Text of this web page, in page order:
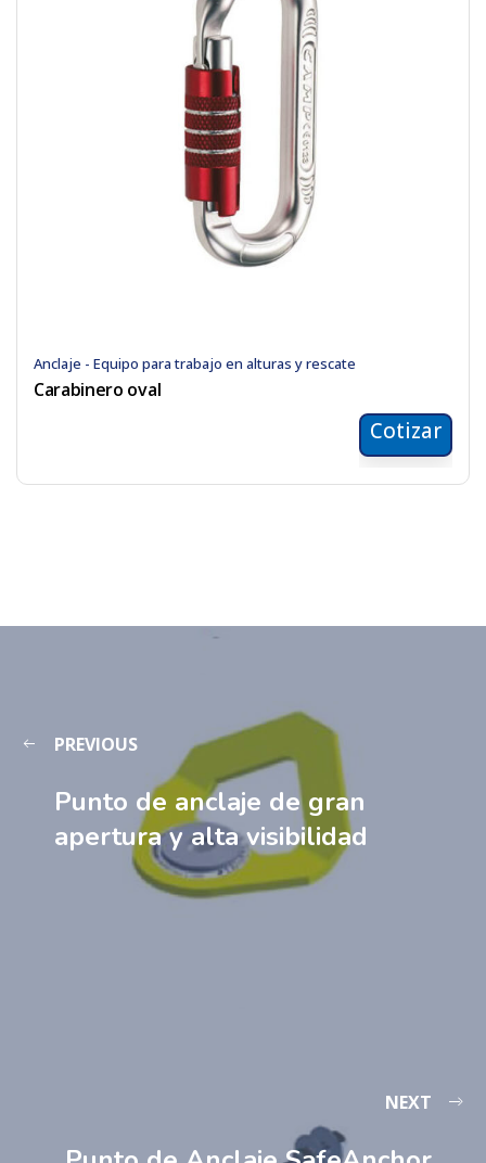
Anclaje - Equipo para trabajo en alturas y rescate
Carabinero oval
Cotizar
PREVIOUS
Punto de anclaje de gran
apertura y alta visibilidad
NEXT